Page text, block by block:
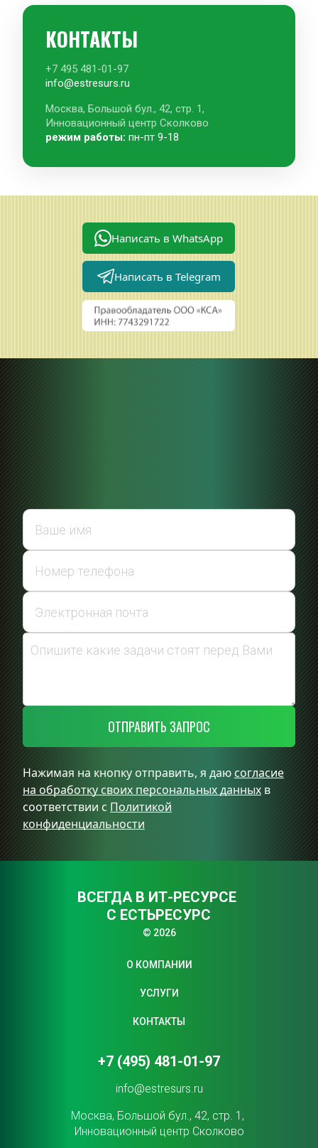
КОНТАКТЫ
+7 495 481-01-97
info@estresurs.ru
Москва, Большой бул., 42, стр. 1,
Инновационный центр Сколково
режим работы: пн-пт 9-18
Написать в WhatsApp
Написать в Telegram
ОТПРАВИТЬ ЗАПРОС
Нажимая на кнопку отправить, я даюсогласие
на обработку своих персональных данных в
соответствии с Политикой
конфиденциальности
ВСЕГДА В ИТ-РЕСУРСЕ
С ЕСТЬРЕСУРС
© 2026
О КОМПАНИИ
УСЛУГИ
КОНТАКТЫ
+7 (495) 481-01-97
info@estresurs.ru
Москва, Большой бул., 42, стр. 1,
Инновационный центр Сколково